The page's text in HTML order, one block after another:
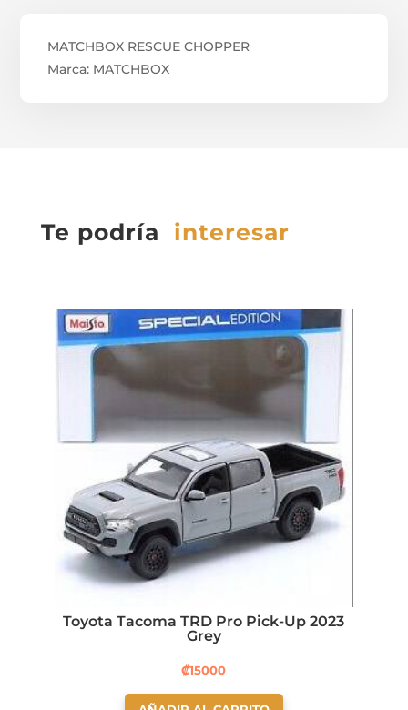
MATCHBOX RESCUE CHOPPER
Marca: MATCHBOX
Te podría interesar
Toyota Tacoma TRD Pro Pick-Up 2023
Grey
₡15000